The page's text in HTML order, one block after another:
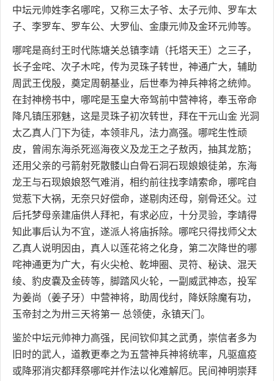
中坛元帅姓李名哪咤，又称三太子爷、太子元帅、罗车太
子、李罗车、罗车公、大罗仙、金康元帅及金环元帅等。
哪咤是商纣王时代陈塘关总镇李靖（托塔天王）之三子，
长子金咤、次子木咤，传为灵珠子转世，神通广大，辅助
周武王伐殷，奠定周朝基业，后世奉为神兵神将之统帅。
在封神榜书中，哪咤是玉皇大帝驾前中营神将，奉玉帝命
降凡镇压邪魅，这是灵珠子初次转世，拜在干元山金 光洞
太乙真人门下为徒，本领非凡，法力高强。哪咤生性顽
皮，曾闹东海杀死巡海夜义及龙王之子敖丙，抽其龙筋；
还用父亲的弓箭射死散髅山白骨石洞石现娘娘徒弟，东海
龙王与石现娘娘怒气难消，相约前往找李靖索命，哪咤自
觉惹下大祸，无奈只好偿命，遂剔肉还母，剜骨还父。过
后托梦母亲建庙供人拜祀，有求必应，十分灵验，李靖得
知此事后认为不宜，遂派人将庙拆除。哪咤只得找师父太
乙真人说明因由，真人以莲花将之化身，第二次降世的哪
咤神通更为广大，有火尖枪、乾坤圈、灵符、秘诀、混天
绫、豹皮嚢及金砖等，脚踏风火轮，一副威武神态，投军
为姜尚（姜子牙）中营神将，助周伐纣，降妖除魔有功，
玉帝封之为卅三天将第一 总领使，永镇天门。
鉴於中坛元帅神力高强，民间钦仰其之武勇，崇信者多为
旧时的武人，道教更奉之为五营神兵神将统率，凡驱瘟疫
或降邪消灾都拜祭哪咤并作法以化难解厄。民间神明崇拜